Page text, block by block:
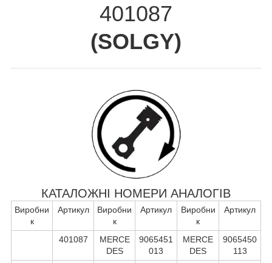
401087
(SOLGY)
КАТАЛОЖНІ НОМЕРИ АНАЛОГІВ
Виробни
к
Артикул
Виробни
к
Артикул
Виробни
к
Артикул
401087
MERCE
DES
9065451
013
MERCE
DES
9065450
113